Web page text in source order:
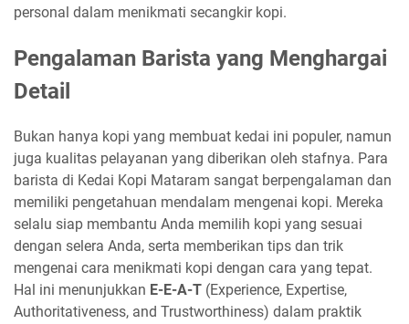
personal dalam menikmati secangkir kopi.
Pengalaman Barista yang Menghargai
Detail
Bukan hanya kopi yang membuat kedai ini populer, namun
juga kualitas pelayanan yang diberikan oleh stafnya. Para
barista di Kedai Kopi Mataram sangat berpengalaman dan
memiliki pengetahuan mendalam mengenai kopi. Mereka
selalu siap membantu Anda memilih kopi yang sesuai
dengan selera Anda, serta memberikan tips dan trik
mengenai cara menikmati kopi dengan cara yang tepat.
Hal ini menunjukkan E-E-A-T (Experience, Expertise,
Authoritativeness, and Trustworthiness) dalam praktik